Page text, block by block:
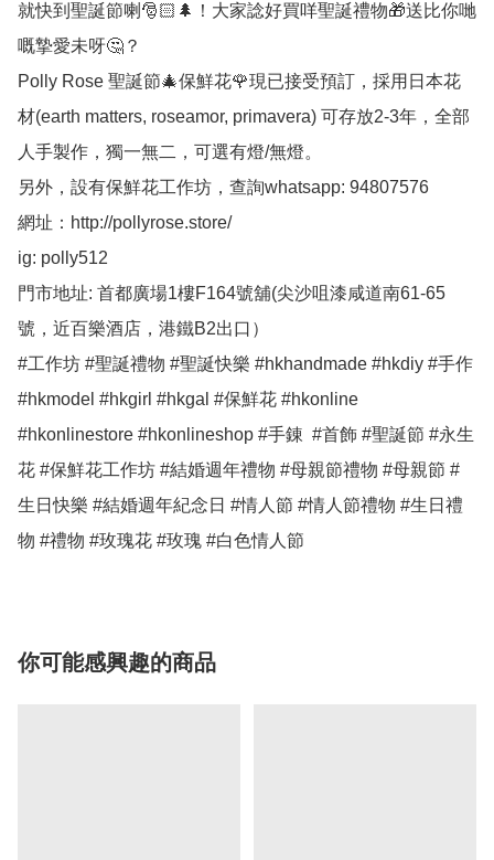
就快到聖誕節喇🎅🏻🌲！大家諗好買咩聖誕禮物🎁送比你哋
嘅摯愛未呀🤔？
Polly Rose 聖誕節🎄保鮮花🌹現已接受預訂，採用日本花
材(earth matters, roseamor, primavera) 可存放2-3年，全部
人手製作，獨一無二，可選有燈/無燈。
另外，設有保鮮花工作坊，查詢whatsapp: 94807576
網址：http://pollyrose.store/
ig: polly512
門市地址: 首都廣場1樓F164號舖(尖沙咀漆咸道南61-65
號，近百樂酒店，港鐵B2出口）
#工作坊 #聖誕禮物 #聖誕快樂 #hkhandmade #hkdiy #手作
#hkmodel #hkgirl #hkgal #保鮮花 #hkonline
#hkonlinestore #hkonlineshop #手錬  #首飾 #聖誕節 #永生
花 #保鮮花工作坊 #結婚週年禮物 #母親節禮物 #母親節 #
生日快樂 #結婚週年紀念日 #情人節 #情人節禮物 #生日禮
物 #禮物 #玫瑰花 #玫瑰 #白色情人節
你可能感興趣的商品